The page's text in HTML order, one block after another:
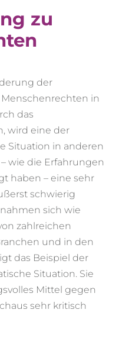
zu
der
in
das
wird eine der
Situation in anderen
wie die Erfahrungen
haben – eine sehr
schwierig
sich wie
zahlreichen
und in den
das Beispiel der
Situation. Sie
Mittel gegen
sehr kritisch